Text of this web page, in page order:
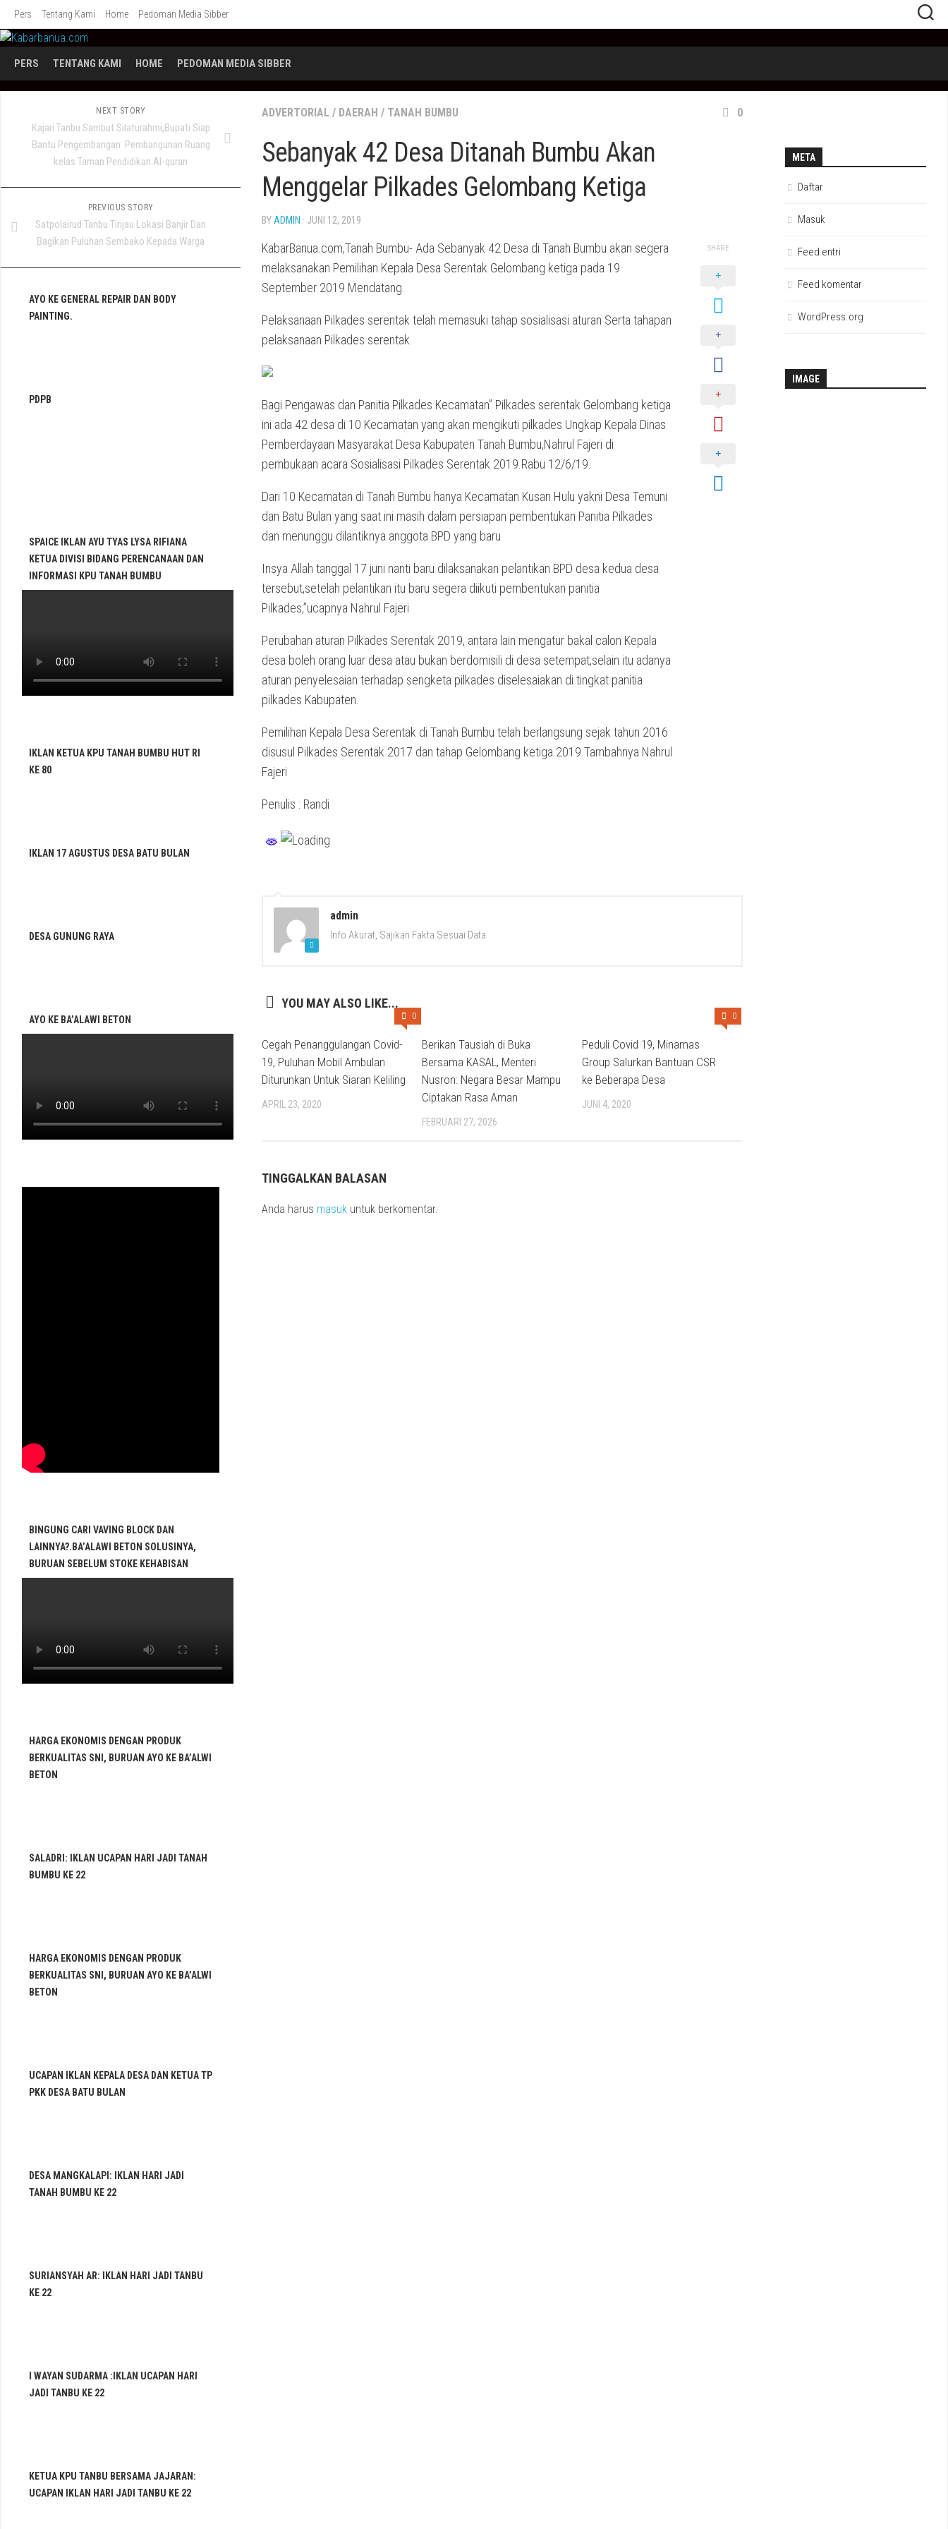
Skip
content
Pers Tentang Kami Home Pedoman Media Sibber
PERS TENTANG KAMI HOME PEDOMAN MEDIA SIBBER
ADVERTORIAL / DAERAH / TANAH BUMBU 0
Sebanyak 42 Desa Ditanah Bumbu Akan
Menggelar Pilkades Gelombang Ketiga
BY ADMIN · JUNI 12, 2019
KabarBanua.com,Tanah Bumbu- Ada Sebanyak 42 Desa di Tanah Bumbu akan segera
melaksanakan Pemilihan Kepala Desa Serentak Gelombang ketiga pada 19
September 2019 Mendatang.
Pelaksanaan Pilkades serentak telah memasuki tahap sosialisasi aturan Serta tahapan
pelaksanaan Pilkades serentak.
Bagi Pengawas dan Panitia Pilkades Kecamatan” Pilkades serentak Gelombang ketiga
ini ada 42 desa di 10 Kecamatan yang akan mengikuti pilkades Ungkap Kepala Dinas
Pemberdayaan Masyarakat Desa Kabupaten Tanah Bumbu,Nahrul Fajeri di
pembukaan acara Sosialisasi Pilkades Serentak 2019.Rabu 12/6/19.
Dari 10 Kecamatan di Tanah Bumbu hanya Kecamatan Kusan Hulu yakni Desa Temuni
dan Batu Bulan yang saat ini masih dalam persiapan pembentukan Panitia Pilkades
dan menunggu dilantiknya anggota BPD yang baru
Insya Allah tanggal 17 juni nanti baru dilaksanakan pelantikan BPD desa kedua desa
tersebut,setelah pelantikan itu baru segera diikuti pembentukan panitia
Pilkades,”ucapnya Nahrul Fajeri
Perubahan aturan Pilkades Serentak 2019, antara lain mengatur bakal calon Kepala
desa boleh orang luar desa atau bukan berdomisili di desa setempat,selain itu adanya
aturan penyelesaian terhadap sengketa pilkades diselesaiakan di tingkat panitia
pilkades Kabupaten.
Pemilihan Kepala Desa Serentak di Tanah Bumbu telah berlangsung sejak tahun 2016
disusul Pilkades Serentak 2017 dan tahap Gelombang ketiga 2019.Tambahnya Nahrul
Fajeri
Penulis : Randi
SHARE
admin
Info Akurat, Sajikan Fakta Sesuai Data
YOU MAY ALSO LIKE...
0
Cegah Penanggulangan Covid-
19, Puluhan Mobil Ambulan
Diturunkan Untuk Siaran Keliling
APRIL 23, 2020
Berikan Tausiah di Buka
Bersama KASAL, Menteri
Nusron: Negara Besar Mampu
Ciptakan Rasa Aman
FEBRUARI 27, 2026
0
Peduli Covid 19, Minamas
Group Salurkan Bantuan CSR
ke Beberapa Desa
JUNI 4, 2020
TINGGALKAN BALASAN
Anda harus masuk untuk berkomentar.
NEXT STORY
Kajari Tanbu Sambut Silaturahmi,Bupati Siap
Bantu Pengembangan Pembangunan Ruang
kelas Taman Pendidikan Al-quran
PREVIOUS STORY
Satpolairud Tanbu Tinjau Lokasi Banjir Dan
Bagikan Puluhan Sembako Kepada Warga
AYO KE GENERAL REPAIR DAN BODY
PAINTING.
PDPB
SPAICE IKLAN AYU TYAS LYSA RIFIANA
KETUA DIVISI BIDANG PERENCANAAN DAN
INFORMASI KPU TANAH BUMBU
IKLAN KETUA KPU TANAH BUMBU HUT RI
KE 80
IKLAN 17 AGUSTUS DESA BATU BULAN
DESA GUNUNG RAYA
AYO KE BA’ALAWI BETON
BINGUNG CARI VAVING BLOCK DAN
LAINNYA?.BA’ALAWI BETON SOLUSINYA,
BURUAN SEBELUM STOKE KEHABISAN
HARGA EKONOMIS DENGAN PRODUK
BERKUALITAS SNI, BURUAN AYO KE BA’ALWI
BETON
SALADRI: IKLAN UCAPAN HARI JADI TANAH
BUMBU KE 22
HARGA EKONOMIS DENGAN PRODUK
BERKUALITAS SNI, BURUAN AYO KE BA’ALWI
BETON
UCAPAN IKLAN KEPALA DESA DAN KETUA TP
PKK DESA BATU BULAN
DESA MANGKALAPI: IKLAN HARI JADI
TANAH BUMBU KE 22
SURIANSYAH AR: IKLAN HARI JADI TANBU
KE 22
I WAYAN SUDARMA :IKLAN UCAPAN HARI
JADI TANBU KE 22
KETUA KPU TANBU BERSAMA JAJARAN:
UCAPAN IKLAN HARI JADI TANBU KE 22
META
Daftar
Masuk
Feed entri
Feed komentar
WordPress.org
IMAGE